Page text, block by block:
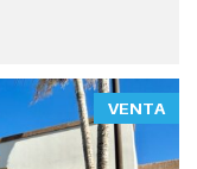
VENTA